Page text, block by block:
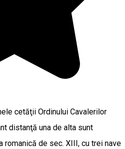
cetăţii Ordinului Cavalerilor
distanţă una de alta sunt
romanică de sec. XIII, cu trei nave